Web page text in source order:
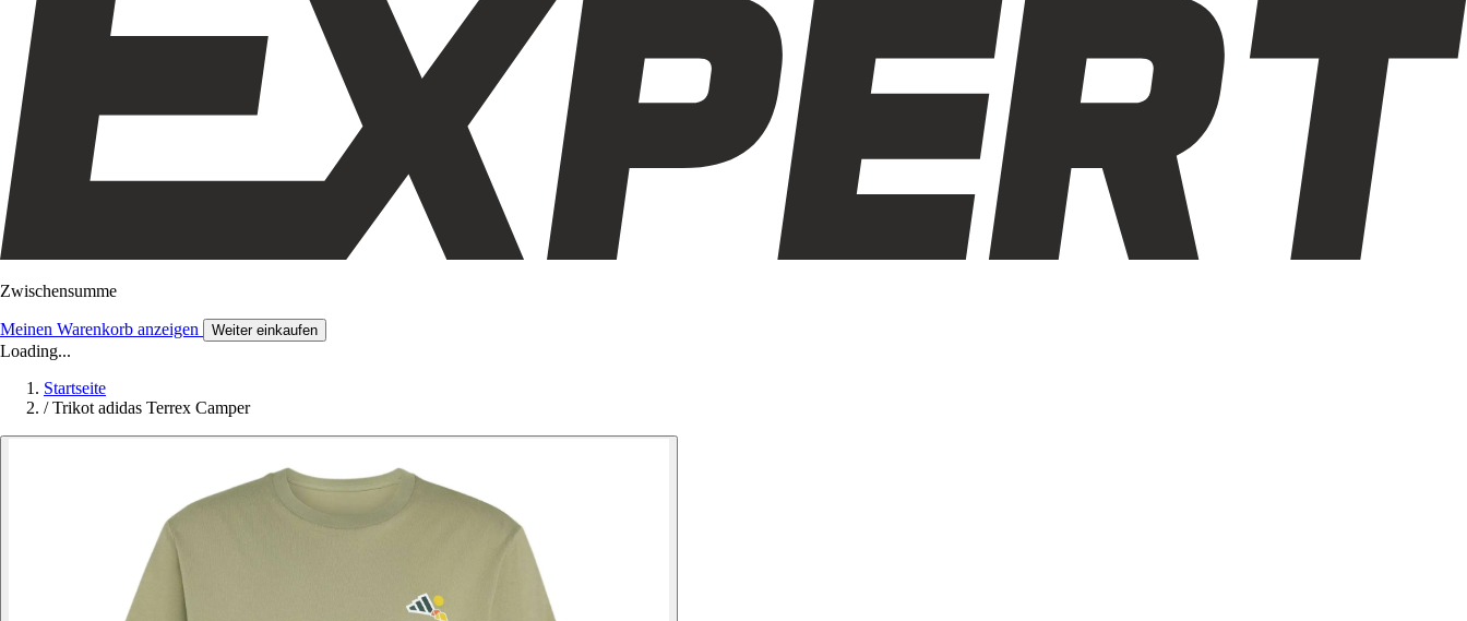
Zwischensumme
Meinen Warenkorb anzeigen Weiter einkaufen
Loading...
Startseite
/ Trikot adidas Terrex Camper